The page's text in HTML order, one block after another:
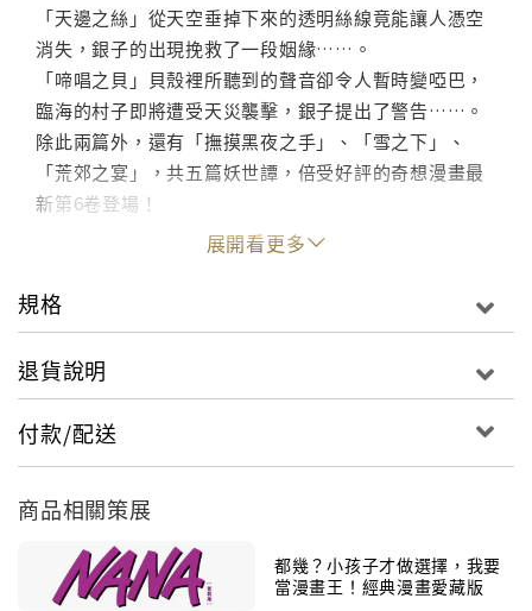
「天邊之絲」從天空垂掉下來的透明絲線竟能讓人憑空
消失，銀子的出現挽救了一段姻緣……。
「啼唱之貝」貝殼裡所聽到的聲音卻令人暫時變啞巴，
臨海的村子即將遭受天災襲擊，銀子提出了警告……。
除此兩篇外，還有「撫摸黑夜之手」、「雪之下」、
「荒郊之宴」，共五篇妖世譚，倍受好評的奇想漫畫最
新第6卷登場！
展開看更多
規格
退貨說明
付款/配送
商品相關策展
都幾？小孩子才做選擇，我要
當漫畫王！經典漫畫愛藏版